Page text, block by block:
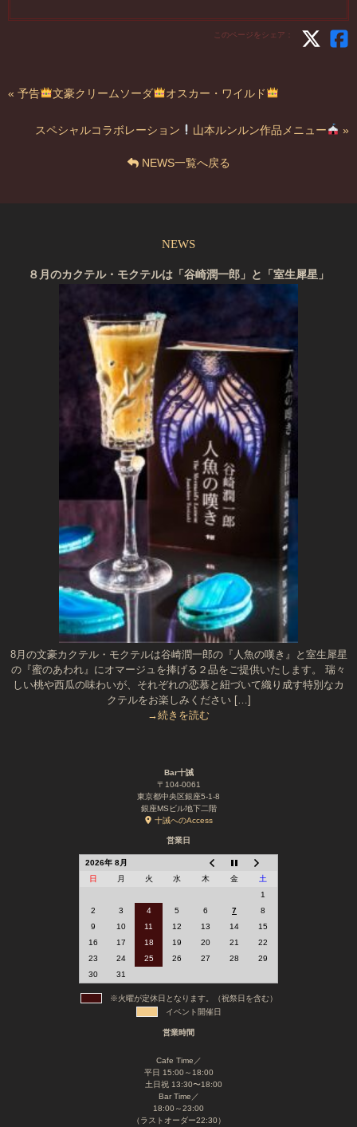
このページをシェア：
« 予告 文豪クリームソーダ オスカー・ワイルド
スペシャルコラボレーション 山本ルンルン作品メニュー »
NEWS一覧へ戻る
NEWS
８月のカクテル・モクテルは「谷崎潤一郎」と「室生犀星」
8月の文豪カクテル・モクテルは谷崎潤一郎の『人魚の嘆き』と室生犀星
の『蜜のあわれ』にオマージュを捧げる２品をご提供いたします。 瑞々
しい桃や西瓜の味わいが、それぞれの恋慕と紐づいて織り成す特別なカ
クテルをお楽しみください […]
→続きを読む
Bar十誡
〒104-0061
東京都中央区銀座5-1-8
銀座MSビル地下二階
十誡へのAccess
営業日
2026年 8月
日
月 火 水 木 金
土
1
2
3 4 5 6 7
8
9
10 11 12 13 14
15
16
17 18 19 20 21
22
23
24 25 26 27 28
29
30
31
※火曜が定休日となります。（祝祭日を含む）
イベント開催日
営業時間
Cafe Time／
平日 15:00～18:00
土日祝 13:30〜18:00
Bar Time／
18:00～23:00
（ラストオーダー22:30）